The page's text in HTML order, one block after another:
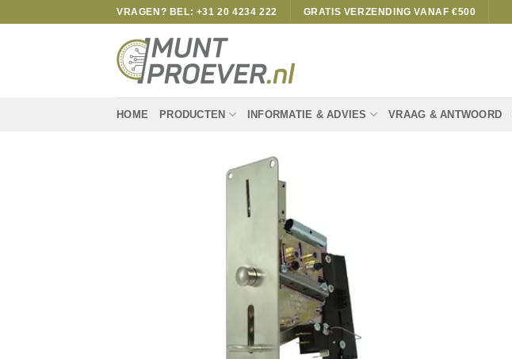
VRAGEN? BEL: +31 20 4234 222 GRATIS VERZENDING VANAF €500
HOME PRODUCTEN INFORMATIE & ADVIES VRAAG & ANTWOORD